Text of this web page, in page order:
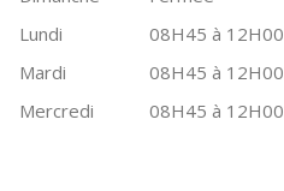
Lundi
08H45 à 12H00
Mardi
08H45 à 12H00
Mercredi
08H45 à 12H00